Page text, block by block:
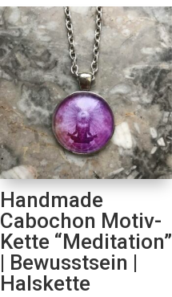
Handmade
Cabochon Motiv-
Kette “Meditation”
| Bewusstsein |
Halskette